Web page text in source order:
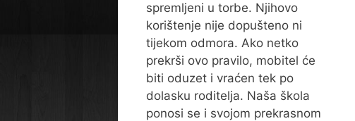
spremljeni u torbe. Njihovo
korištenje nije dopušteno ni
tijekom odmora. Ako netko
prekrši ovo pravilo, mobitel će
biti oduzet i vraćen tek po
dolasku roditelja. Naša škola
ponosi se i svojom prekrasnom